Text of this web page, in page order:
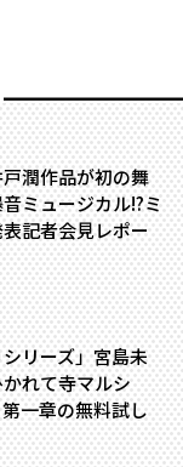
潤作品が初の舞
ュージカル!?――ミ
記者会見レポー
リーズ」宮島未
れて寺マルシ
一章の無料試し